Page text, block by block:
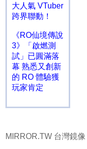
大人氣 VTuber
跨界聯動！
《RO仙境傳說
3》「啟燃測
試」已圓滿落
幕 熟悉又創新
的 RO 體驗獲
玩家肯定
MIRROR.TW 台灣鏡像